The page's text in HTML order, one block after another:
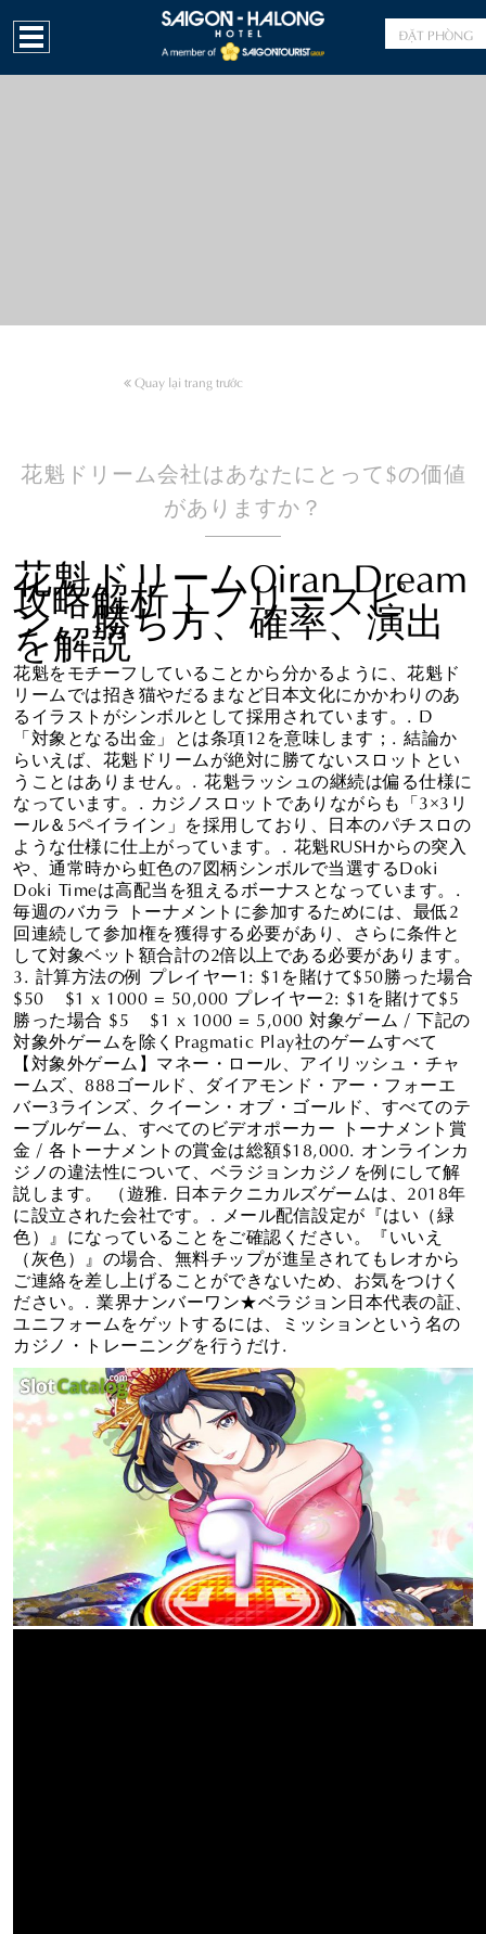
ĐẶT PHÒNG
Quay lại trang trước
花魁ドリーム会社はあなたにとって$の価値
がありますか？
花魁ドリームOiran Dream
攻略解析｜フリースピ
ン、勝ち方、確率、演出
を解説
花魁をモチーフしていることから分かるように、花魁ド
リームでは招き猫やだるまなど日本文化にかかわりのあ
るイラストがシンボルとして採用されています。. D
「対象となる出金」とは条項12を意味します；. 結論か
らいえば、花魁ドリームが絶対に勝てないスロットとい
うことはありません。. 花魁ラッシュの継続は偏る仕様に
なっています。. カジノスロットでありながらも「3×3リ
ール＆5ペイライン」を採用しており、日本のパチスロの
ような仕様に仕上がっています。. 花魁RUSHからの突入
や、通常時から虹色の7図柄シンボルで当選するDoki
Doki Timeは高配当を狙えるボーナスとなっています。.
毎週のバカラ トーナメントに参加するためには、最低2
回連続して参加権を獲得する必要があり、さらに条件と
して対象ベット額合計の2倍以上である必要があります。
3. 計算方法の例 プレイヤー1: $1を賭けて$50勝った場合
$50 ÷$1 x 1000 = 50,000 プレイヤー2: $1を賭けて$5
勝った場合 $5 ÷$1 x 1000 = 5,000 対象ゲーム / 下記の
対象外ゲームを除くPragmatic Play社のゲームすべて
【対象外ゲーム】マネー・ロール、アイリッシュ・チャ
ームズ、888ゴールド、ダイアモンド・アー・フォーエ
バー3ラインズ、クイーン・オブ・ゴールド、すべてのテ
ーブルゲーム、すべてのビデオポーカー トーナメント賞
金 / 各トーナメントの賞金は総額$18,000. オンラインカ
ジノの違法性について、ベラジョンカジノを例にして解
説します。 （遊雅. 日本テクニカルズゲームは、2018年
に設立された会社です。. メール配信設定が『はい（緑
色）』になっていることをご確認ください。『いいえ
（灰色）』の場合、無料チップが進呈されてもレオから
ご連絡を差し上げることができないため、お気をつけく
ださい。. 業界ナンバーワン★ベラジョン日本代表の証、
ユニフォームをゲットするには、ミッションという名の
カジノ・トレーニングを行うだけ.